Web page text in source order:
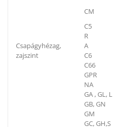
Csapágyhézag,
zajszint
CM
C5
R
A
C6
C66
GPR
NA
GA , GL, L
GB, GN
GM
GC, GH,S